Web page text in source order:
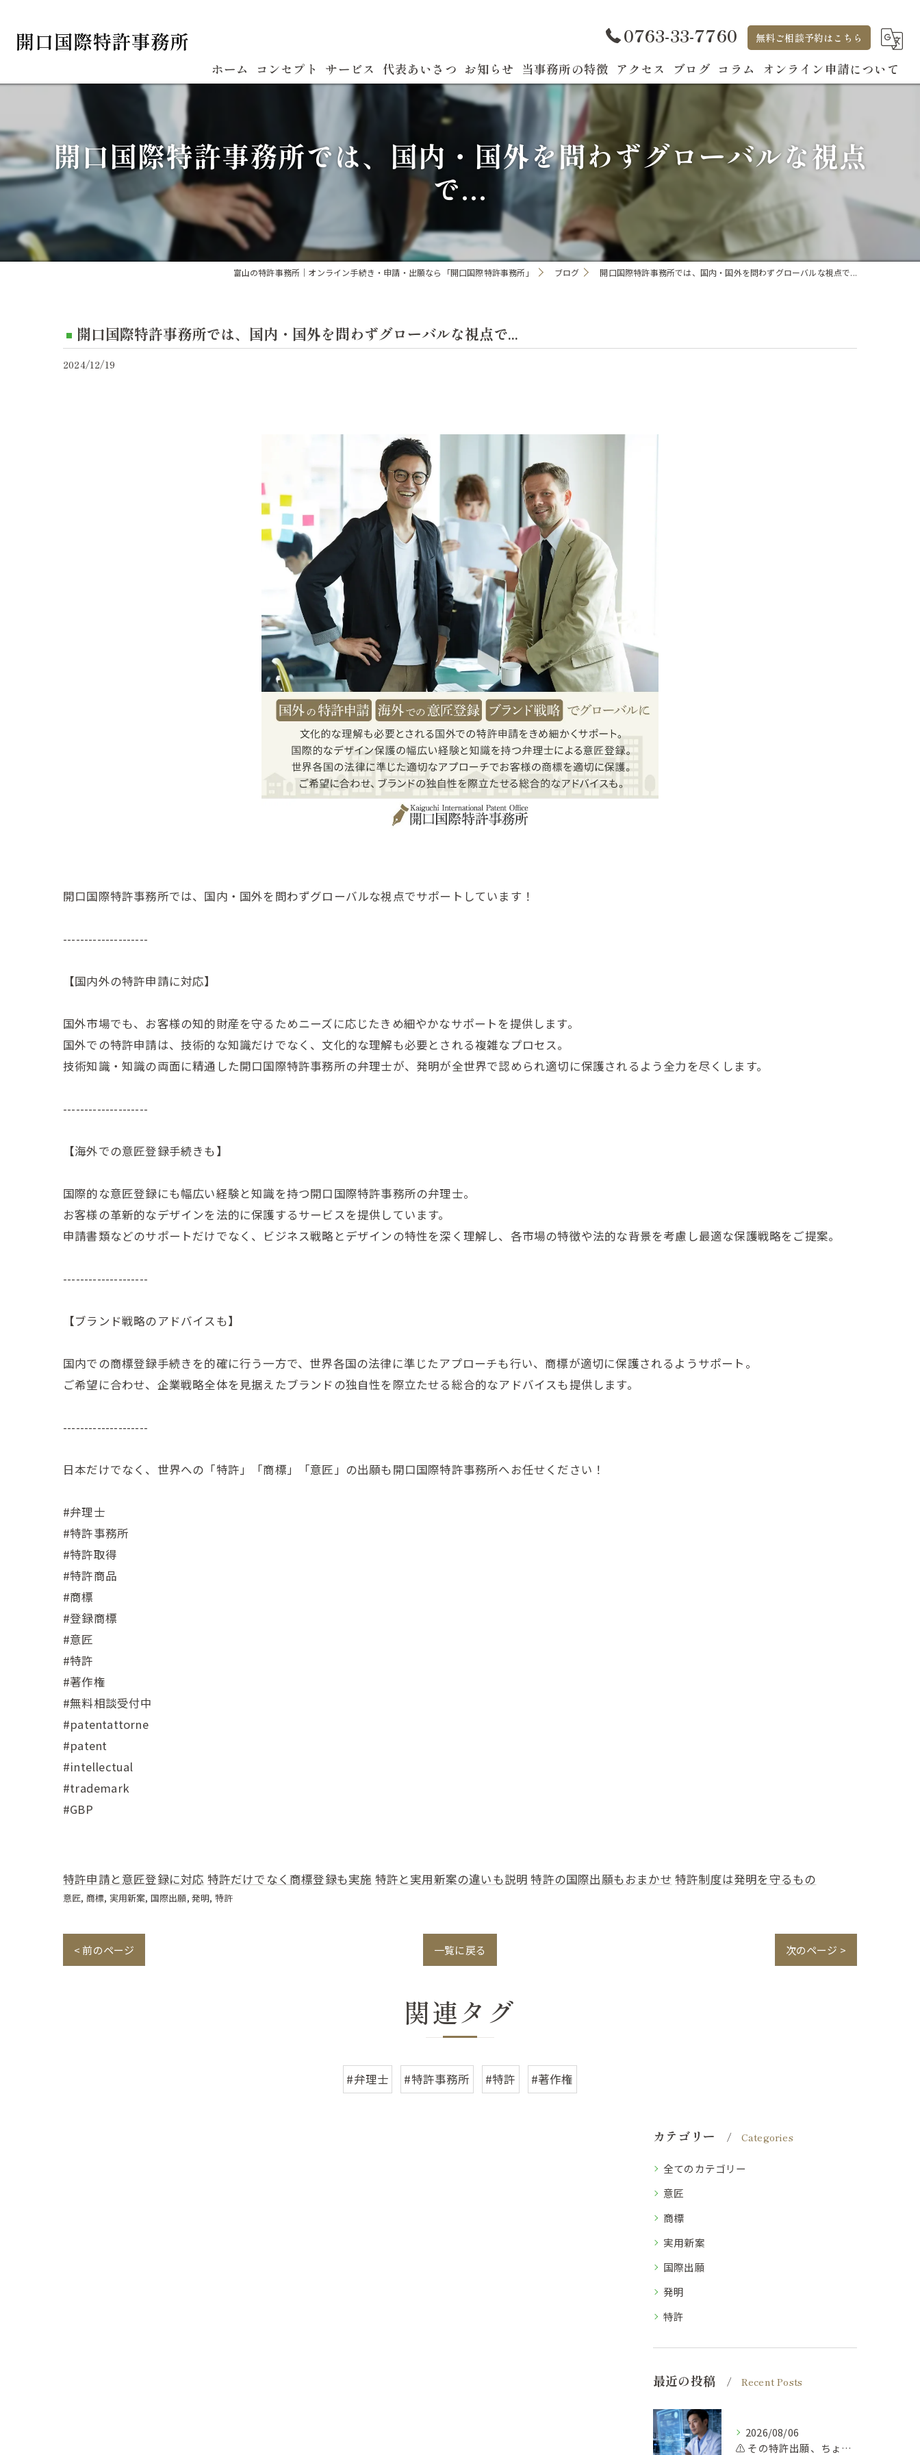
0763-33-7760 無料ご相談予約はこちら
ホーム コンセプト サービス
よくある質問
代表あいさつ お知らせ 当事務所の特徴
商標
実用新案
国際出願
発明
アクセス ブログ コラム オンライン申請について
開口国際特許事務所では、国内・国外を問わずグローバルな視点
で...
富山の特許事務所｜オンライン手続き・申請・出願なら「開口国際特許事務所」 ブログ 開口国際特許事務所では、国内・国外を問わずグローバルな視点で...
開口国際特許事務所では、国内・国外を問わずグローバルな視点で...
2024/12/19
開口国際特許事務所では、国内・国外を問わずグローバルな視点でサポートしています！
--------------------
【国内外の特許申請に対応】
国外市場でも、お客様の知的財産を守るためニーズに応じたきめ細やかなサポートを提供します。
国外での特許申請は、技術的な知識だけでなく、文化的な理解も必要とされる複雑なプロセス。
技術知識・知識の両面に精通した開口国際特許事務所の弁理士が、発明が全世界で認められ適切に保護されるよう全力を尽くします。
--------------------
【海外での意匠登録手続きも】
国際的な意匠登録にも幅広い経験と知識を持つ開口国際特許事務所の弁理士。
お客様の革新的なデザインを法的に保護するサービスを提供しています。
申請書類などのサポートだけでなく、ビジネス戦略とデザインの特性を深く理解し、各市場の特徴や法的な背景を考慮し最適な保護戦略をご提案。
--------------------
【ブランド戦略のアドバイスも】
国内での商標登録手続きを的確に行う一方で、世界各国の法律に準じたアプローチも行い、商標が適切に保護されるようサポート。
ご希望に合わせ、企業戦略全体を見据えたブランドの独自性を際立たせる総合的なアドバイスも提供します。
--------------------
日本だけでなく、世界への「特許」「商標」「意匠」の出願も開口国際特許事務所へお任せください！
#弁理士
#特許事務所
#特許取得
#特許商品
#商標
#登録商標
#意匠
#特許
#著作権
#無料相談受付中
#patentattorne
#patent
#intellectual
#trademark
#GBP
特許申請と意匠登録に対応 特許だけでなく商標登録も実施 特許と実用新案の違いも説明 特許の国際出願もおまかせ 特許制度は発明を守るもの
意匠 商標 実用新案 国際出願 発明 特許
< 前のページ 一覧に戻る 次のページ >
関連タグ
#弁理士 #特許事務所 #特許 #著作権
カテゴリー Categories
全てのカテゴリー
意匠
商標
実用新案
国際出願
発明
特許
最近の投稿 Recent Posts
2026/08/06
⚠️ その特許出願、ちょっと待って！